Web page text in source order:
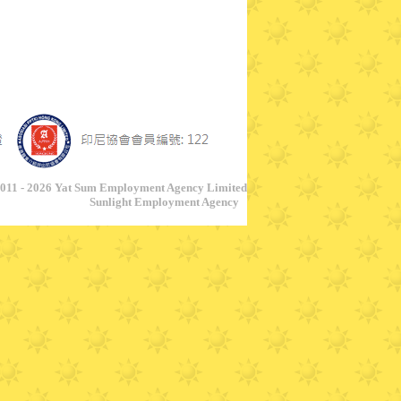
- 2026 Yat Sum Employment Agency Limited
Sunlight Employment Agency